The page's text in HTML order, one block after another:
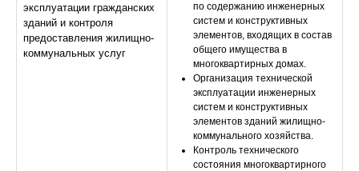
эксплуатации гражданских
зданий и контроля
предоставления жилищно-
коммунальных услуг
по содержанию инженерных
систем и конструктивных
элементов, входящих в состав
общего имущества в
многоквартирных домах.
Организация технической
эксплуатации инженерных
систем и конструктивных
элементов зданий жилищно-
коммунального хозяйства.
Контроль технического
состояния многоквартирного